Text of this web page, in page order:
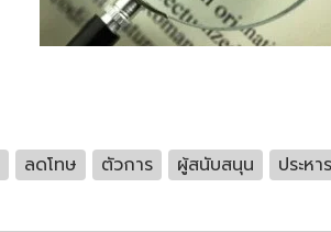
ลดโทษ ตัวการ ผู้สนับสนุน ประหา